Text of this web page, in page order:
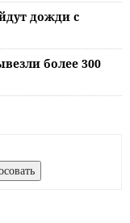
дожди с
более 300